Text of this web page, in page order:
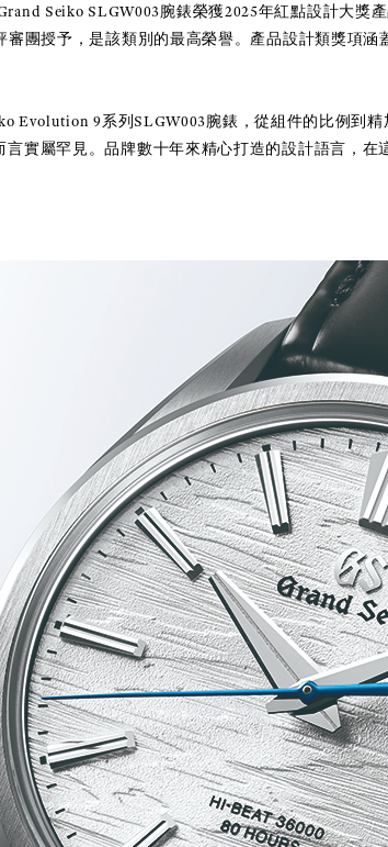
Seiko SLGW003腕錶榮獲2025年紅點設計大獎
團授予，是該類別的最高榮譽。產品設計類獎項涵
Evolution 9系列SLGW003腕錶，從組件的比例到
實屬罕見。品牌數十年來精心打造的設計語言，在